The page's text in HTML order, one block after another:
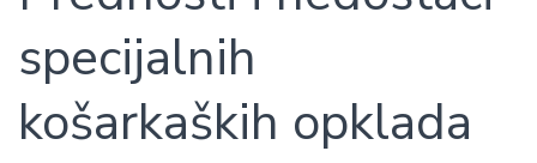
specijalnih
košarkaških opklada